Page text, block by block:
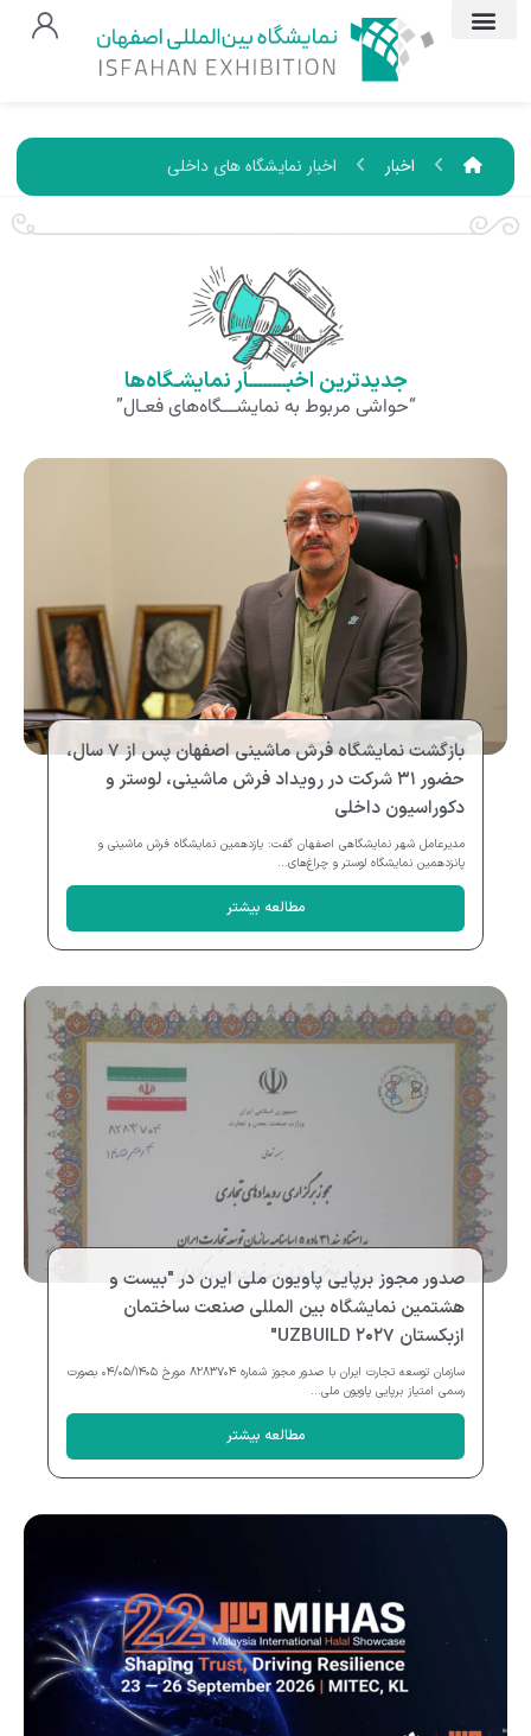
اخبار اخبار نمایشگاه های داخلی
جدیدترین اخبــــــــار نمایشـگاه‌ها
“حواشی مربوط به نمایشـــگاه‌های فعـال”
بازگشت نمایشگاه فرش ماشینی اصفهان پس از ۷ سال،
حضور ۳۱ شرکت در رویداد فرش ماشینی، لوستر و
دکوراسیون داخلی
مدیرعامل شهر نمایشگاهی اصفهان گفت: یازدهمین نمایشگاه فرش ماشینی و
پانزدهمین نمایشگاه لوستر و چراغ‌های...
مطالعه بیشتر
صدور مجوز برپایی پاویون ملی ایرن در "بیست و
هشتمین نمایشگاه بین المللی صنعت ساختمان
ازبکستان UZBUILD ۲۰۲۷"
سازمان توسعه تجارت ایران با صدور مجوز شماره ۸۲۸۳۷۰۴ مورخ ۰۴/۰۵/۱۴۰۵ بصورت
رسمی امتیاز برپایی پاویون ملی...
مطالعه بیشتر